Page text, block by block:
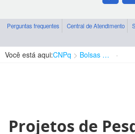
Perguntas frequentes Central de Atendimento
Você está aqui:CNPq Bolsas e Auxílios Vigentes
Projetos de